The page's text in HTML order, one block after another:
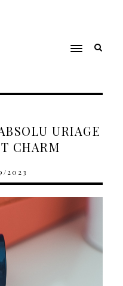
URIAGE
CHARM
2023